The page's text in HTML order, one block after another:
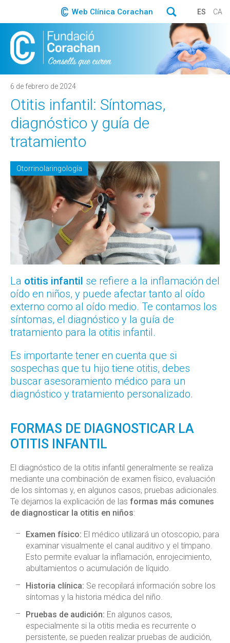
Web Clínica Corachan ES CA
6 de febrero de 2024
Otitis infantil: Síntomas,
diagnóstico y guía de
tratamiento
Otorrinolaringología
La otitis infantil se refiere a la inflamación del
oído en niños, y puede afectar tanto al oído
externo como al oído medio. Te contamos los
síntomas, el diagnóstico y la guía de
tratamiento para la otitis infantil.
Es importante tener en cuenta que si
sospechas que tu hijo tiene otitis, debes
buscar asesoramiento médico para un
diagnóstico y tratamiento personalizado.
FORMAS DE DIAGNOSTICAR LA
OTITIS INFANTIL
El diagnóstico de la otitis infantil generalmente se realiza
mediante una combinación de examen físico, evaluación
de los síntomas y, en algunos casos, pruebas adicionales.
Te dejamos la explicación de las formas más comunes
de diagnosticar la otitis en niños:
Examen físico: El médico utilizará un otoscopio, para
examinar visualmente el canal auditivo y el tímpano.
Esto permite evaluar la inflamación, enrojecimiento,
abultamientos o acumulación de líquido.
Historia clínica: Se recopilará información sobre los
síntomas y la historia médica del niño.
Pruebas de audición: En algunos casos,
especialmente si la otitis media es recurrente o
persistente, se pueden realizar pruebas de audición,